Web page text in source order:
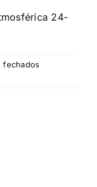
24-
fechadosem